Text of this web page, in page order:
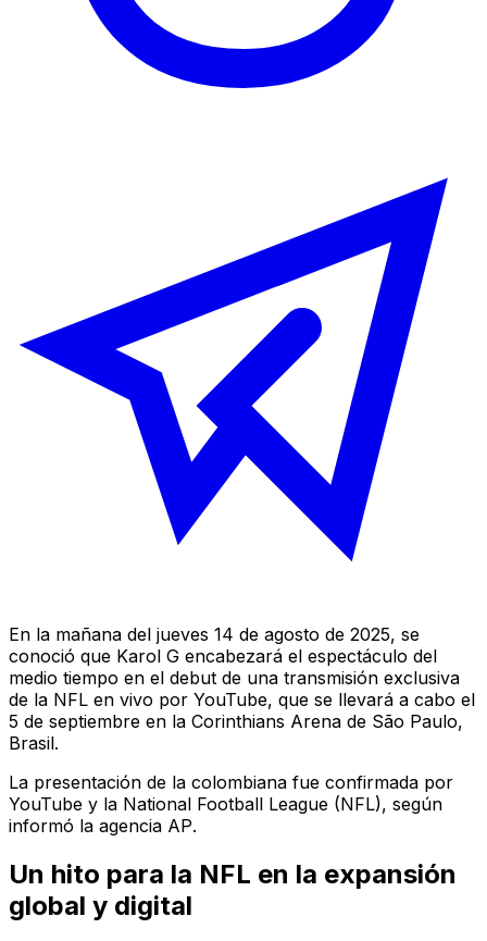
En la mañana del jueves 14 de agosto de 2025, se
conoció que Karol G encabezará el espectáculo del
medio tiempo en el debut de una transmisión exclusiva
de la NFL en vivo por YouTube, que se llevará a cabo el
5 de septiembre en la Corinthians Arena de São Paulo,
Brasil.
La presentación de la colombiana fue confirmada por
YouTube y la National Football League (NFL), según
informó la agencia AP.
Un hito para la NFL en la expansión
global y digital